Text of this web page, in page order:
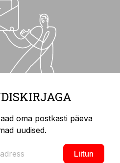
oma postkasti päeva
uudised.
Liitun